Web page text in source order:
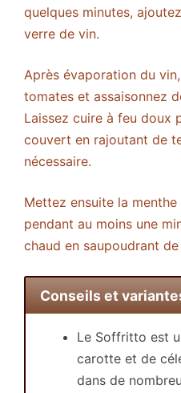
quelques minutes,
verre de vin.
Après évaporation du
tomates et assaisonnez
Laissez cuire à feu doux
couvert en rajoutant de
nécessaire.
Mettez ensuite la
pendant au moins une
chaud en saupoudrant
Conseils et
Le Soffritto est
carotte et de
dans de